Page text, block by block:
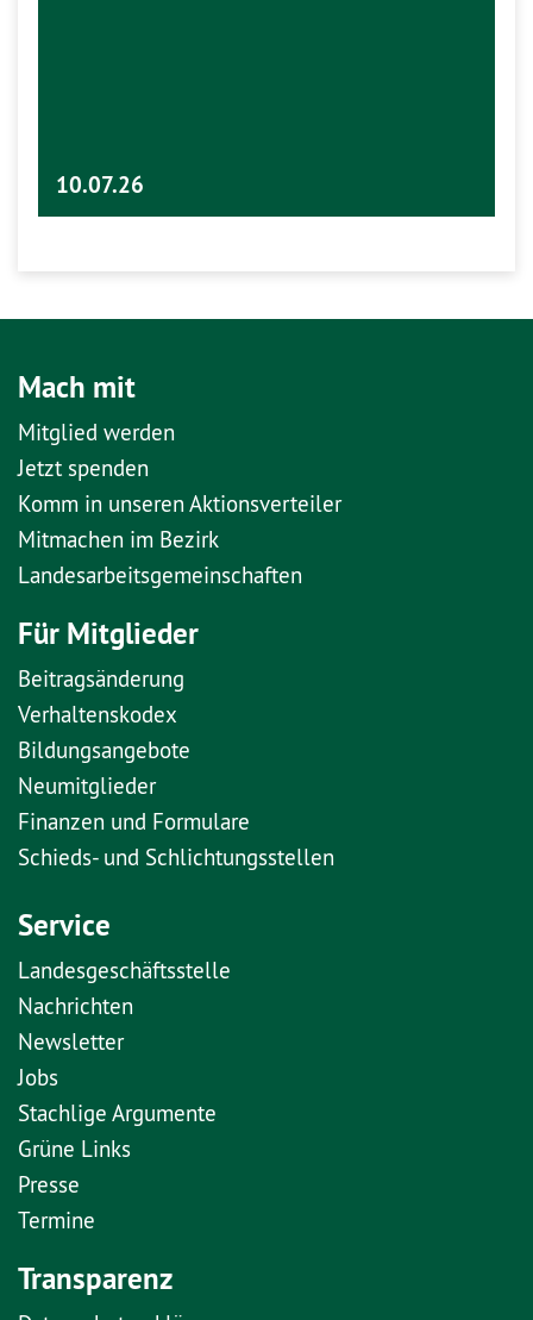
10.07.26
Mach mit
Mitglied werden
Jetzt spenden
Komm in unseren Aktionsverteiler
Mitmachen im Bezirk
Landesarbeitsgemeinschaften
Für Mitglieder
Beitragsänderung
Verhaltenskodex
Bildungsangebote
Neumitglieder
Finanzen und Formulare
Schieds- und Schlichtungsstellen
Service
Landesgeschäftsstelle
Nachrichten
Newsletter
Jobs
Stachlige Argumente
Grüne Links
Presse
Termine
Transparenz